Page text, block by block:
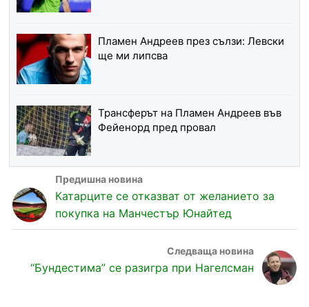
Пламен Андреев през сълзи: Левски
ще ми липсва
Трансферът на Пламен Андреев във
Фейенорд пред провал
Катарците се отказват от желанието за
покупка на Манчестър Юнайтед
“Бундестима” се разигра при Нагелсман